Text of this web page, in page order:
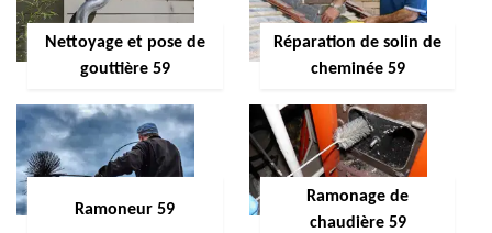
Nettoyage et pose de
gouttière 59
Réparation de solin de
cheminée 59
Ramoneur 59
Ramonage de
chaudière 59